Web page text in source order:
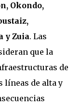
Okondo,
y Zuia. Las
que la
de
líneas de alta y